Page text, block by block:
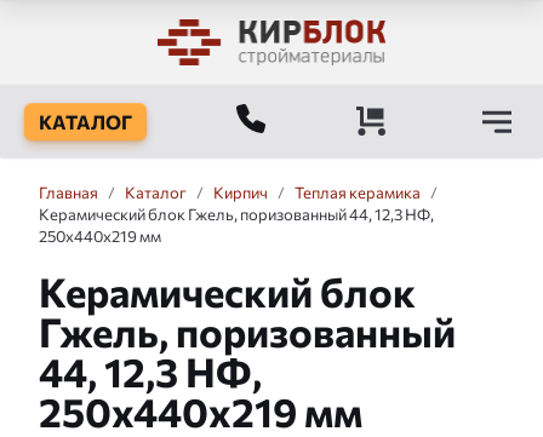
КАТАЛОГ
Главная / Каталог / Кирпич / Теплая керамика
/
Керамический блок Гжель, поризованный 44, 12,3 НФ,
250x440x219 мм
Керамический блок
Гжель, поризованный
44, 12,3 НФ,
250x440x219 мм